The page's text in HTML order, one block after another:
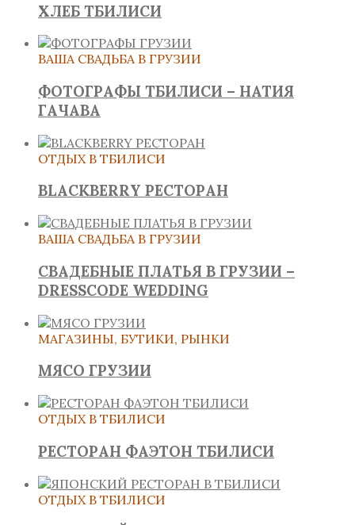
ХЛЕБ ТБИЛИСИ
ВАША СВАДЬБА В ГРУЗИИ
ФОТОГРАФЫ ТБИЛИСИ – НАТИЯ
ГАЧАВА
ОТДЫХ В ТБИЛИСИ
BLACKBERRY РЕСТОРАН
ВАША СВАДЬБА В ГРУЗИИ
СВАДЕБНЫЕ ПЛАТЬЯ В ГРУЗИИ –
DRESSCODE WEDDING
МАГАЗИНЫ, БУТИКИ, РЫНКИ
МЯСО ГРУЗИИ
ОТДЫХ В ТБИЛИСИ
РЕСТОРАН ФАЭТОН ТБИЛИСИ
ОТДЫХ В ТБИЛИСИ